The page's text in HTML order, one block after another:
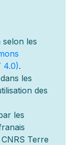
selon les
4.0).
les
des
les
ais
Terre